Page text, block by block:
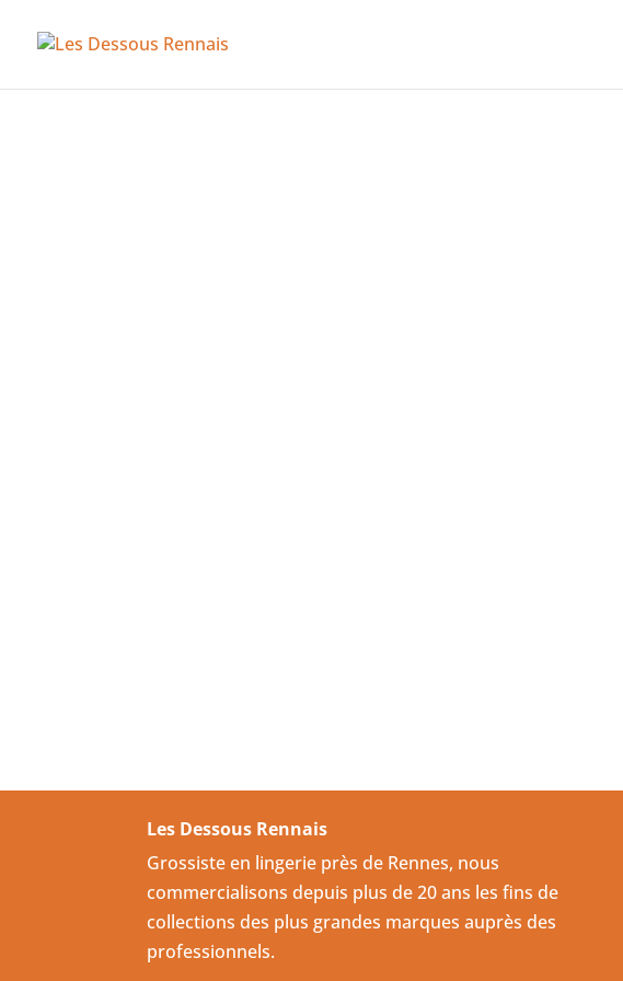
Les Dessous Rennais
Grossiste en lingerie près de Rennes, nous
commercialisons depuis plus de 20 ans les fins de
collections des plus grandes marques auprès des
professionnels.